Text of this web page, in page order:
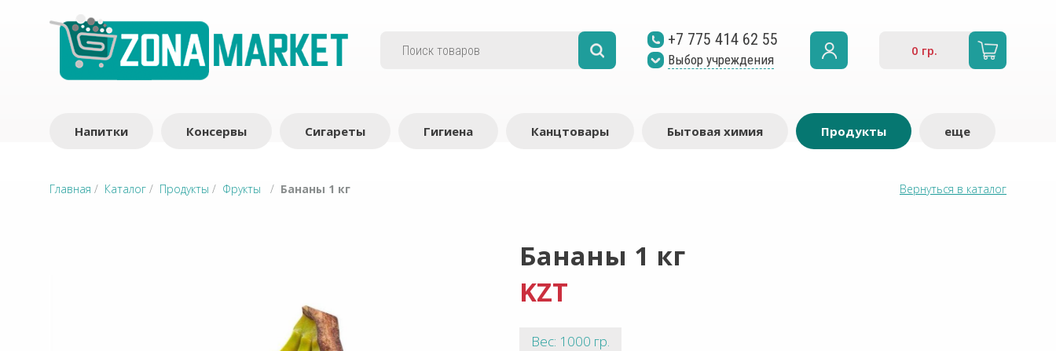
+7 775 414 62 55
Выбор учреждения
0 гр.
Напитки Консервы Сигареты Гигиена Канцтовары Бытовая химия Продукты еще
Главная / Каталог / Продукты / Фрукты / Бананы 1 кг Вернуться в каталог
Бананы 1 кг
KZT
Вес: 1000 гр.